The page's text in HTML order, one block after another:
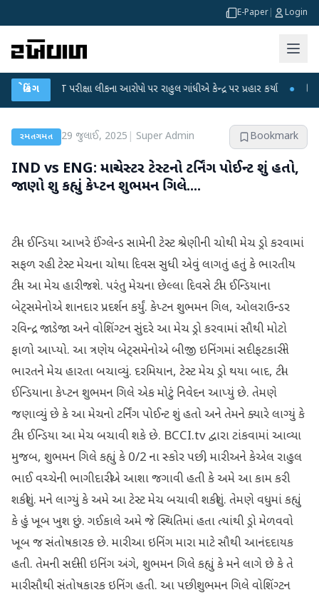
E-Paper Login
બ્રેકિંગ
NET પરીક્ષા લીકના આરોપો પર રાહુલ ગાંધીએ કેન્દ્ર પર પ્રહાર કર્યા ● હિંમતનગરમાં
રમતગમત 29 જુલાઈ, 2025 Super Admin Bookmark
IND vs ENG: માન્ચેસ્ટર ટેસ્ટનો ટર્નિંગ પોઈન્ટ શું હતો,
જાણો શુ કહ્યું કેપ્ટન શુભમન ગિલે....
ટીમ ઈન્ડિયા આખરે ઈંગ્લેન્ડ સામેની ટેસ્ટ શ્રેણીની ચોથી મેચ ડ્રો કરવામાં
સફળ રહી. ટેસ્ટ મેચના ચોથા દિવસ સુધી એવું લાગતું હતું કે ભારતીય
ટીમ આ મેચ હારી જશે. પરંતુ મેચના છેલ્લા દિવસે ટીમ ઈન્ડિયાના
બેટ્સમેનોએ શાનદાર પ્રદર્શન કર્યું. કેપ્ટન શુભમન ગિલ, ઓલરાઉન્ડર
રવિન્દ્ર જાડેજા અને વોશિંગ્ટન સુંદરે આ મેચ ડ્રો કરવામાં સૌથી મોટો
ફાળો આપ્યો. આ ત્રણેય બેટ્સમેનોએ બીજી ઇનિંગમાં સદી ફટકારીને
ભારતને મેચ હારતા બચાવ્યું. દરમિયાન, ટેસ્ટ મેચ ડ્રો થયા બાદ, ટીમ
ઈન્ડિયાના કેપ્ટન શુભમન ગિલે એક મોટું નિવેદન આપ્યું છે. તેમણે
જણાવ્યું છે કે આ મેચનો ટર્નિંગ પોઈન્ટ શું હતો અને તેમને ક્યારે લાગ્યું કે
ટીમ ઈન્ડિયા આ મેચ બચાવી શકે છે. BCCI.tv દ્વારા ટાંકવામાં આવ્યા
મુજબ, શુભમન ગિલે કહ્યું કે 0/2 ના સ્કોર પછી, મારી અને કેએલ રાહુલ
ભાઈ વચ્ચેની ભાગીદારીએ આશા જગાવી હતી કે અમે આ કામ કરી
શકીશું. મને લાગ્યું કે અમે આ ટેસ્ટ મેચ બચાવી શકીશું. તેમણે વધુમાં કહ્યું
કે હું ખૂબ ખુશ છું. ગઈકાલે અમે જે સ્થિતિમાં હતા ત્યાંથી ડ્રો મેળવવો
ખૂબ જ સંતોષકારક છે. મારી આ ઇનિંગ મારા માટે સૌથી આનંદદાયક
હતી. તેમની સદીની ઇનિંગ અંગે, શુભમન ગિલે કહ્યું કે મને લાગે છે કે તે
મારી સૌથી સંતોષકારક ઇનિંગ હતી. આ પછી શુભમન ગિલે વોશિંગ્ટન